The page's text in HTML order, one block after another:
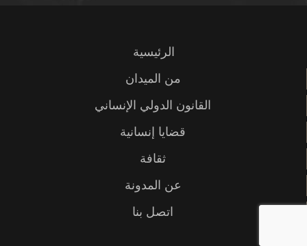
الرئيسية
من الميدان
القانون الدولي الإنساني
قضايا إنسانية
ثقافة
عن المدونة
اتصل بنا